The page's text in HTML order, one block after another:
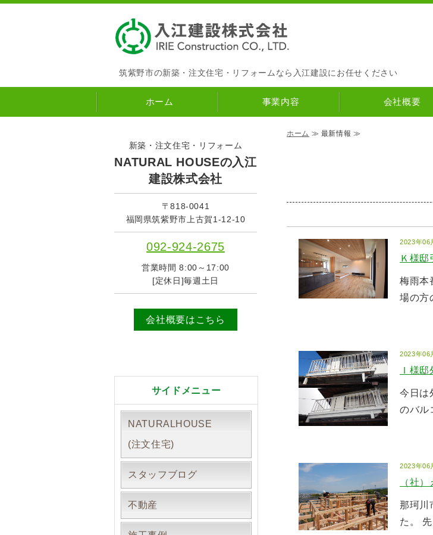
筑紫野市の新築・注文住宅・リフォームなら入江建設にお任せください
ホーム 事業内容 会社概要
ホーム ≫ 最新情報 ≫
2023年06
Ｋ様邸
梅雨本
場の方
2023年06
Ｉ様
今日は
のバル
2023年06
（社
那珂川
た。
新築・注文住宅・リフォーム
NATURAL HOUSEの入江
建設株式会社
〒818-0041
福岡県筑紫野市上古賀1-12-10
092-924-2675
営業時間 8:00～17:00
[定休日]毎週土日
会社概要はこちら
サイドメニュー
NATURALHOUSE
(注文住宅)
スタッフブログ
不動産